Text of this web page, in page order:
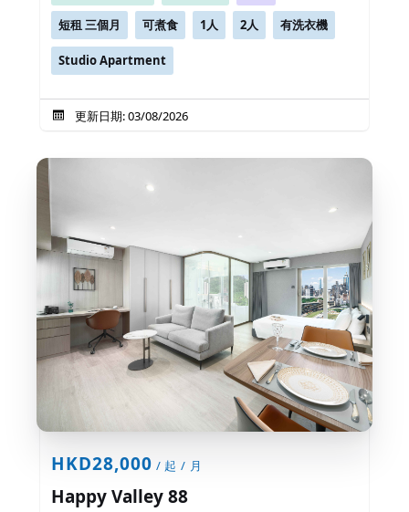
短租 三個月 可煮食 1人 2人 有洗衣機
Studio Apartment
更新日期: 03/08/2026
HKD28,000 / 起 / 月
Happy Valley 88